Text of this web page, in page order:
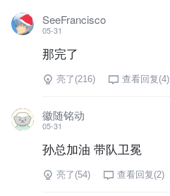
SeeFrancisco
05-31
那完了
亮了(216) 查看回复(4)
徽随铭动
05-31
孙总加油 带队卫冕
亮了(54) 查看回复(2)